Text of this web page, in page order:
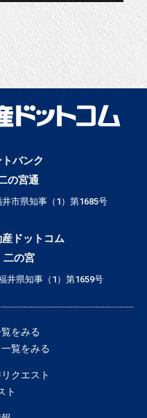
バンク
の宮通
市県知事（1）第1685号
ドットコム
二の宮
井県知事（1）第1659号
をみる
覧をみる
クエスト
ト